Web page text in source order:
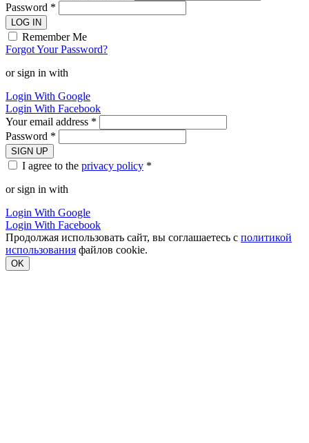
Password *
LOG IN
Remember Me
Forgot Your Password?
or sign in with
Login With Google
Login With Facebook
Your email address *
Password *
SIGN UP
I agree to the privacy policy *
or sign in with
Login With Google
Login With Facebook
Продолжая использовать сайт, вы соглашаетесь с политикой
использования файлов cookie.
OK